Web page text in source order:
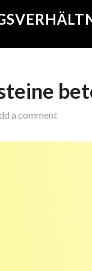
September 25, 2015
a comment